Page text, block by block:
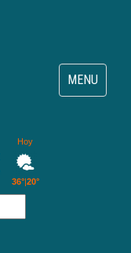
Toggle
navigation
MENU